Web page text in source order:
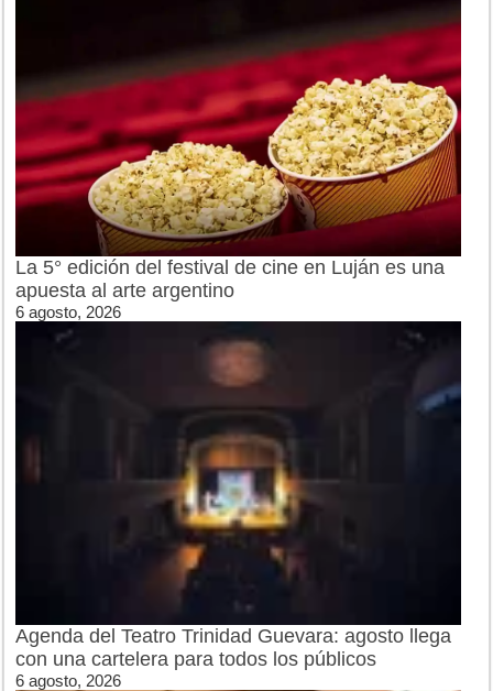
La 5° edición del festival de cine en Luján es una
apuesta al arte argentino
6 agosto, 2026
Agenda del Teatro Trinidad Guevara: agosto llega
con una cartelera para todos los públicos
6 agosto, 2026